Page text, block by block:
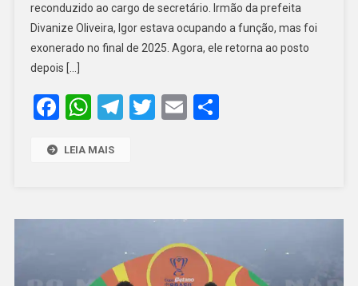
BARAÚNA
VOLTA
AO
reconduzido ao cargo de secretário. Irmão da prefeita
Divanize Oliveira, Igor estava ocupando a função, mas foi
exonerado no final de 2025. Agora, ele retorna ao posto
depois […]
Facebook
WhatsApp
Telegram
Twitter
EmailShare
LEIA MAIS